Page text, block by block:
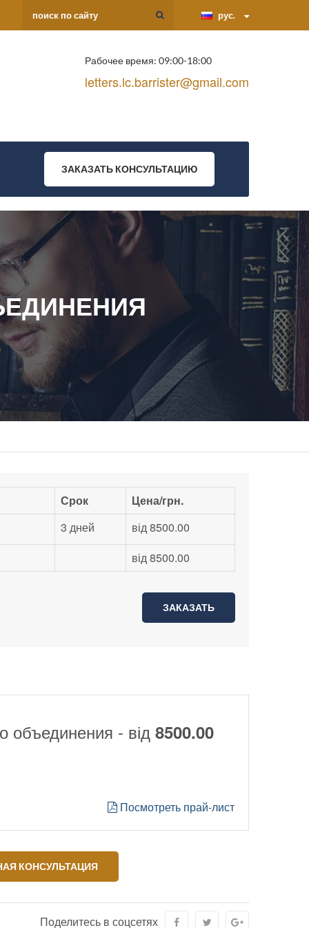
рус.
Рабочее время: 09:00-18:00
letters.lc.barrister@gmail.com
ЗАКАЗАТЬ КОНСУЛЬТАЦИЮ
Срок
Цена/грн.
3 дней
від 8500.00
від 8500.00
объединения - від 8500.00
Посмотреть прай-лист
КОНСУЛЬТАЦИЯ
Поделитесь в соцсетях